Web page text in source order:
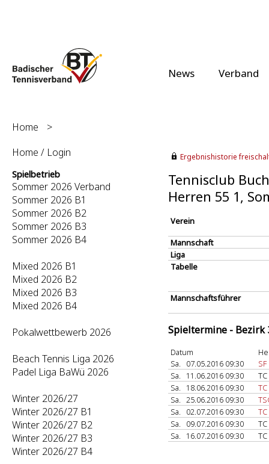
News Verband
Home
>
Home / Login
Spielbetrieb
Sommer 2026 Verband
Sommer 2026 B1
Sommer 2026 B2
Sommer 2026 B3
Sommer 2026 B4
Mixed 2026 B1
Mixed 2026 B2
Mixed 2026 B3
Mixed 2026 B4
Pokalwettbewerb 2026
Beach Tennis Liga 2026
Padel Liga BaWü 2026
Winter 2026/27
Winter 2026/27 B1
Winter 2026/27 B2
Winter 2026/27 B3
Winter 2026/27 B4
Ergebnishistorie
Tennisclub
Herren 55 1,
Verein
Mannschaft
Liga
Tabelle
Mannschaftsführer
Spieltermine - Bezirk
Datum
Sa.
07.05.2016 09:30
Sa.
11.06.2016 09:30
Sa.
18.06.2016 09:30
Sa. 25.06.2016 09:30
Sa.
02.07.2016 09:30
Sa.
09.07.2016 09:30
Sa.
16.07.2016 09:30